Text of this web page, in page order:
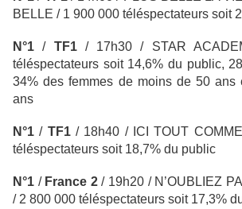
BELLE / 1 900 000 téléspectateurs soit
N°1 / TF1/ 17h30 / STAR
téléspectateurs soit 14,6% du public,
34% des femmes de moins de 50 ans
ans
N°1 / TF1/ 18h40 / ICI TOUT
téléspectateurs soit 18,7% du public
N°1 / France 2/ 19h20 / N’OUBLIEZ
/ 2 800 000 téléspectateurs soit 17,3%